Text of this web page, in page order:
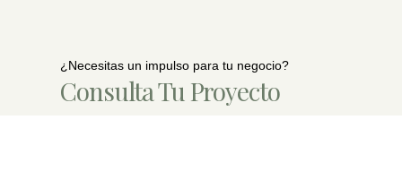
¿Necesitas un impulso para tu negocio?
Consulta Tu Proyecto